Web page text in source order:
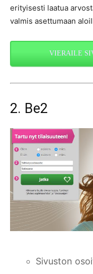
erityisesti laatua
valmis asettumaan
VIERAILE
2. Be2
Sivuston